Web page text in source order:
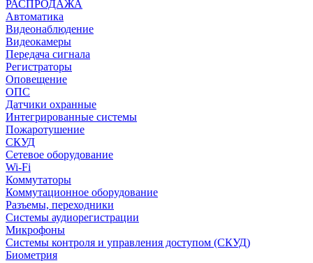
РАСПРОДАЖА
Автоматика
Видеонаблюдение
Видеокамеры
Передача сигнала
Регистраторы
Оповещение
ОПС
Датчики охранные
Интегрированные системы
Пожаротушение
СКУД
Сетевое оборудование
Wi-Fi
Коммутаторы
Коммутационное оборудование
Разъемы, переходники
Системы аудиорегистрации
Микрофоны
Системы контроля и управления доступом (СКУД)
Биометрия